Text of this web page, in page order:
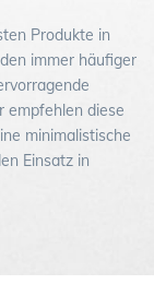
Produkte in
immer häufiger
empfehlen diese
minimalistische
Einsatz in